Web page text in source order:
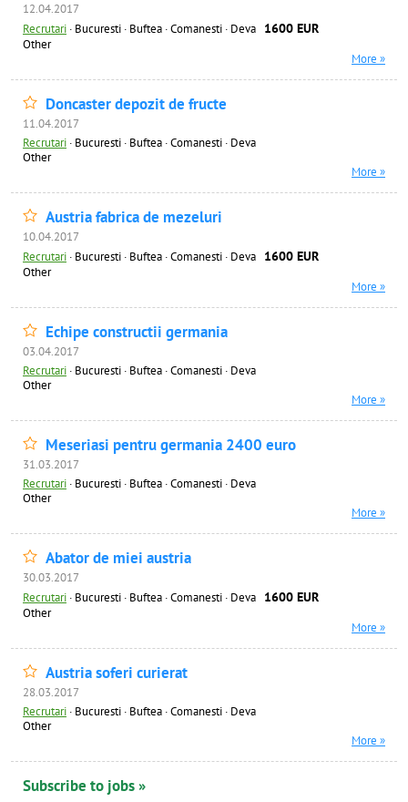
12.04.2017
Recrutari · Bucuresti · Buftea · Comanesti · Deva 1600 EUR
Other
More »
Doncaster depozit de fructe
11.04.2017
Recrutari · Bucuresti · Buftea · Comanesti · Deva
Other
More »
Austria fabrica de mezeluri
10.04.2017
Recrutari · Bucuresti · Buftea · Comanesti · Deva 1600 EUR
Other
More »
Echipe constructii germania
03.04.2017
Recrutari · Bucuresti · Buftea · Comanesti · Deva
Other
More »
Meseriasi pentru germania 2400 euro
31.03.2017
Recrutari · Bucuresti · Buftea · Comanesti · Deva
Other
More »
Abator de miei austria
30.03.2017
Recrutari · Bucuresti · Buftea · Comanesti · Deva 1600 EUR
Other
More »
Austria soferi curierat
28.03.2017
Recrutari · Bucuresti · Buftea · Comanesti · Deva
Other
More »
Subscribe to jobs »